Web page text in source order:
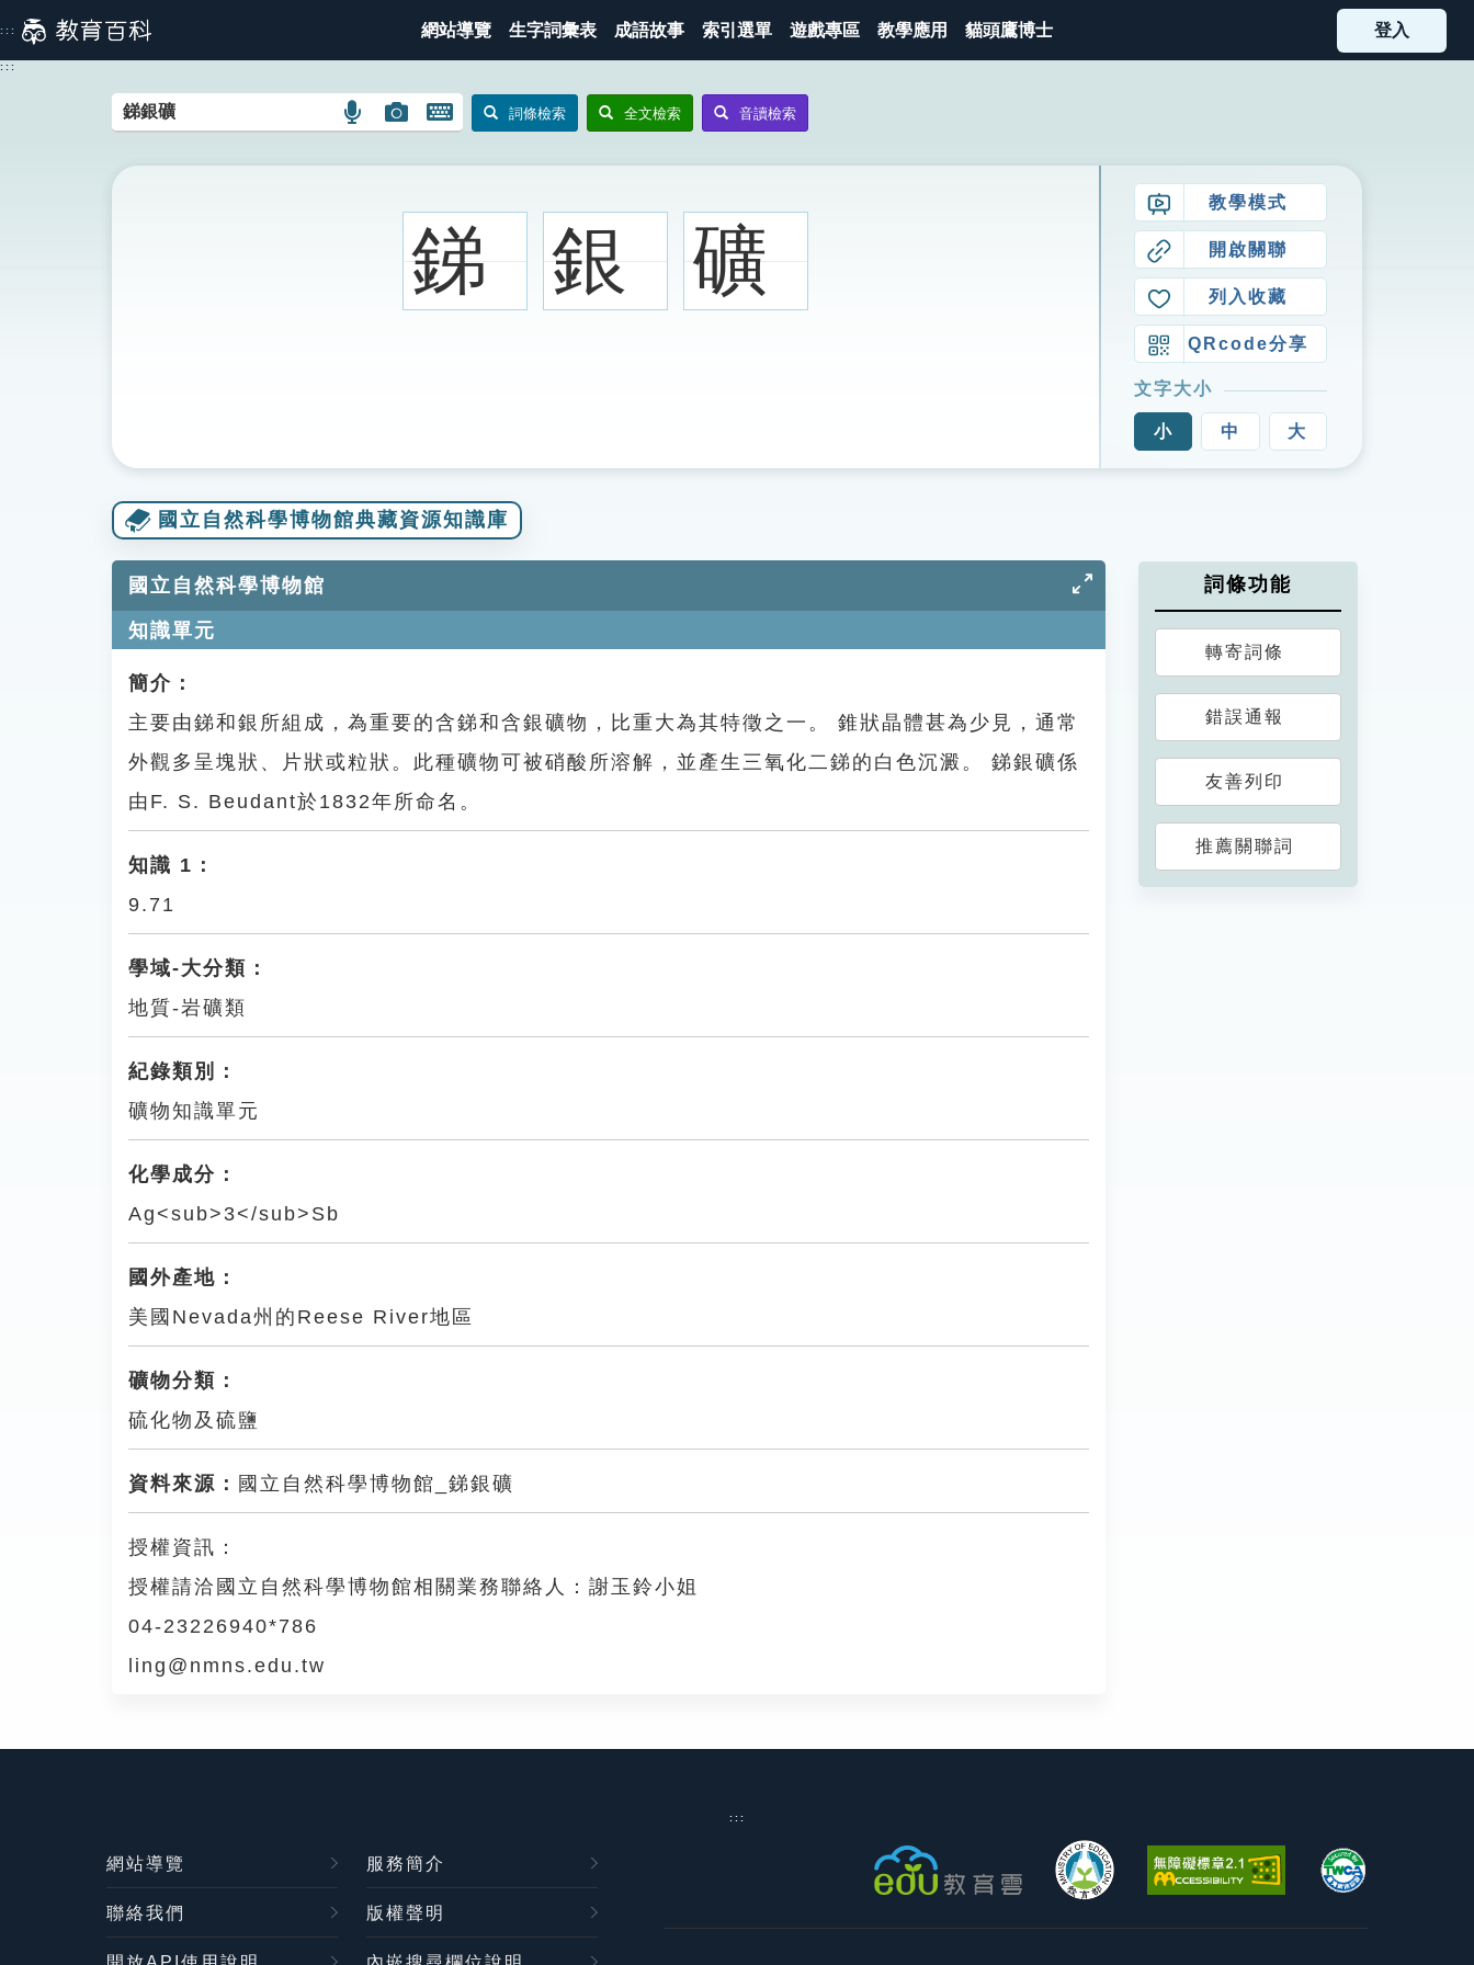
到
主
::: 網站導覽 生字詞彙表 成語故事 索引選單 遊戲專區 教學應用 貓頭鷹博士 登入
:::
語
搜
圖
搜
圖
開
鍵
圖
示
詞條檢索 全文檢索 音讀檢索
銻 銀 礦
教學模式
開啟關聯
列入收藏
QRcode分享
文字大小
小 中 大
國立自然科學博物館典藏資源知識庫
國立自然科學博物館
知識單元
簡介：
主要由銻和銀所組成，為重要的含銻和含銀礦物，比重大為其特徵之一。 錐狀晶體甚為少見，通常
外觀多呈塊狀、片狀或粒狀。此種礦物可被硝酸所溶解，並產生三氧化二銻的白色沉澱。 銻銀礦係
由F. S. Beudant於1832年所命名。
知識 1：
9.71
學域-大分類：
地質-岩礦類
紀錄類別：
礦物知識單元
化學成分：
Ag<sub>3</sub>Sb
國外產地：
美國Nevada州的Reese River地區
礦物分類：
硫化物及硫鹽
資料來源： 國立自然科學博物館_銻銀礦
授權資訊：
授權請洽國立自然科學博物館相關業務聯絡人：謝玉鈴小姐
04-23226940*786
ling@nmns.edu.tw
詞條功能
轉寄詞條
錯誤通報
友善列印
推薦關聯詞
:::
網站導覽 服務簡介
聯絡我們 版權聲明